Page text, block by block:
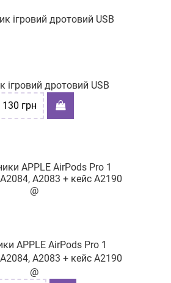
ігровий дротовий USB
130 грн
APPLE AirPods Pro 1
A2083 + кейс A2190
@